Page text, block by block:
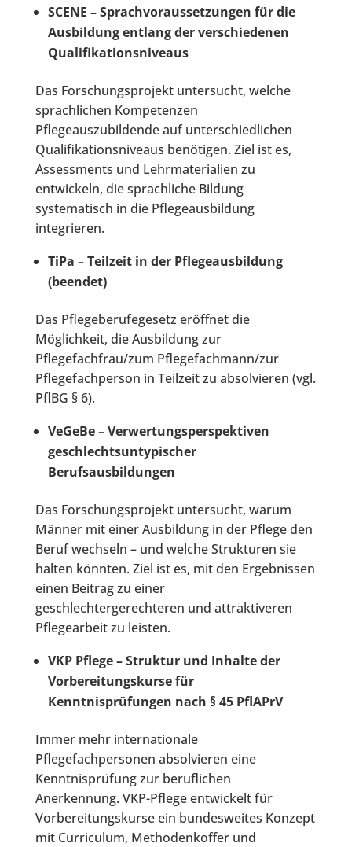
SCENE – Sprachvoraussetzungen für die
Ausbildung entlang der verschiedenen
Qualifikationsniveaus
Das Forschungsprojekt untersucht, welche
sprachlichen Kompetenzen
Pflegeauszubildende auf unterschiedlichen
Qualifikationsniveaus benötigen. Ziel ist es,
Assessments und Lehrmaterialien zu
entwickeln, die sprachliche Bildung
systematisch in die Pflegeausbildung
integrieren.
TiPa – Teilzeit in der Pflegeausbildung
(beendet)
Das Pflegeberufegesetz eröffnet die
Möglichkeit, die Ausbildung zur
Pflegefachfrau/zum Pflegefachmann/zur
Pflegefachperson in Teilzeit zu absolvieren (vgl.
PflBG § 6).
VeGeBe – Verwertungsperspektiven
geschlechtsuntypischer
Berufsausbildungen
Das Forschungsprojekt untersucht, warum
Männer mit einer Ausbildung in der Pflege den
Beruf wechseln – und welche Strukturen sie
halten könnten. Ziel ist es, mit den Ergebnissen
einen Beitrag zu einer
geschlechtergerechteren und attraktiveren
Pflegearbeit zu leisten.
VKP Pflege – Struktur und Inhalte der
Vorbereitungskurse für
Kenntnisprüfungen nach § 45 PflAPrV
Immer mehr internationale
Pflegefachpersonen absolvieren eine
Kenntnisprüfung zur beruflichen
Anerkennung. VKP-Pflege entwickelt für
Vorbereitungskurse ein bundesweites Konzept
mit Curriculum, Methodenkoffer und